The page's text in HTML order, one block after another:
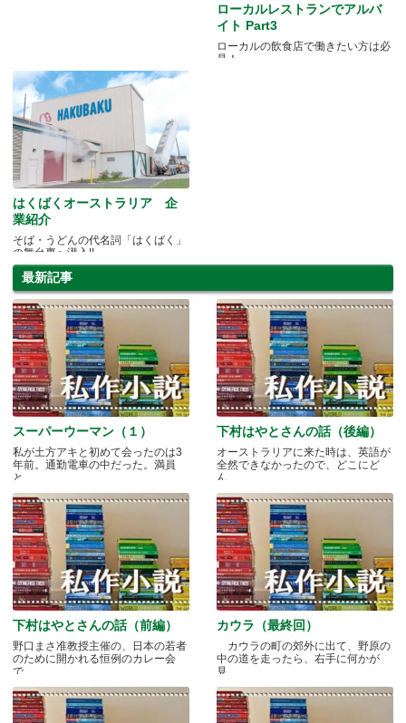
ローカルレストランでアルバ
イト Part3
ローカルの飲食店で働きたい方は必
見！
はくばくオーストラリア 企
業紹介
そば・うどんの代名詞「はくばく」
の舞台裏へ潜入!!
最新記事
スーパーウーマン（１）
私が土方アキと初めて会ったのは3
年前。通勤電車の中だった。満員
と.....
下村はやとさんの話（後編）
オーストラリアに来た時は、英語が
全然できなかったので、どこにど
ん.....
下村はやとさんの話（前編）
野口まさ准教授主催の、日本の若者
のために開かれる恒例のカレー会
で.....
カウラ（最終回）
カウラの町の郊外に出て、野原の
中の道を走ったら、右手に何かが
見.....